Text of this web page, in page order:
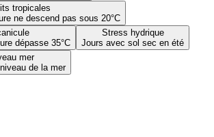
tropicales
ne descend pas sous 20°C
dépasse 35°C
Stress hydrique
Jours avec sol sec en été
mer
de la mer